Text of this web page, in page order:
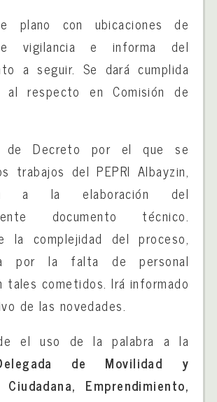
plano con ubicaciones de
vigilancia e informa del
a seguir. Se dará cumplida
al respecto en Comisión de
de Decreto por el que se
trabajos del PEPRI Albayzin,
a la elaboración del
documento técnico.
la complejidad del proceso,
por la falta de personal
tales cometidos. Irá informado
de las novedades.
el uso de la palabra a la
Delegada de Movilidad y
Emprendimiento,